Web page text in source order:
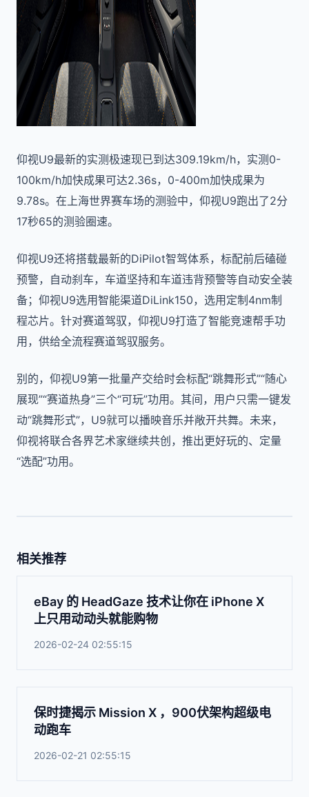
仰视U9最新的实测极速现已到达309.19km/h，实测0-
100km/h加快成果可达2.36s，0-400m加快成果为
9.78s。在上海世界赛车场的测验中，仰视U9跑出了2分
17秒65的测验圈速。
仰视U9还将搭载最新的DiPilot智驾体系，标配前后磕碰
预警，自动刹车，车道坚持和车道违背预警等自动安全装
备；仰视U9选用智能渠道DiLink150，选用定制4nm制
程芯片。针对赛道驾驭，仰视U9打造了智能竞速帮手功
用，供给全流程赛道驾驭服务。
别的，仰视U9第一批量产交给时会标配“跳舞形式”“随心
展现”“赛道热身”三个“可玩”功用。其间，用户只需一键发
动“跳舞形式”，U9就可以播映音乐并敞开共舞。未来，
仰视将联合各界艺术家继续共创，推出更好玩的、定量
“选配”功用。
相关推荐
eBay 的 HeadGaze 技术让你在 iPhone X
上只用动动头就能购物
2026-02-24 02:55:15
保时捷揭示 Mission X ，900伏架构超级电
动跑车
2026-02-21 02:55:15